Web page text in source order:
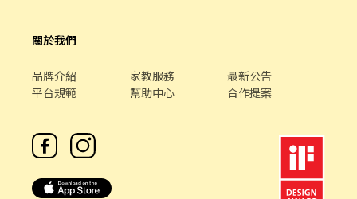
關於我們
品牌介紹 家教服務
最新公告
平台規範
幫助中心 合作提案